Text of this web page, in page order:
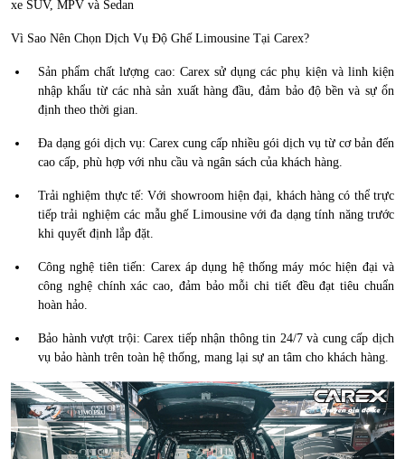
xe SUV, MPV và Sedan
Vì Sao Nên Chọn Dịch Vụ Độ Ghế Limousine Tại Carex?
Sản phẩm chất lượng cao: Carex sử dụng các phụ kiện và linh kiện
nhập khẩu từ các nhà sản xuất hàng đầu, đảm bảo độ bền và sự ổn
định theo thời gian.
Đa dạng gói dịch vụ: Carex cung cấp nhiều gói dịch vụ từ cơ bản đến
cao cấp, phù hợp với nhu cầu và ngân sách của khách hàng.
Trải nghiệm thực tế: Với showroom hiện đại, khách hàng có thể trực
tiếp trải nghiệm các mẫu ghế Limousine với đa dạng tính năng trước
khi quyết định lắp đặt.
Công nghệ tiên tiến: Carex áp dụng hệ thống máy móc hiện đại và
công nghệ chính xác cao, đảm bảo mỗi chi tiết đều đạt tiêu chuẩn
hoàn hảo.
Bảo hành vượt trội: Carex tiếp nhận thông tin 24/7 và cung cấp dịch
vụ bảo hành trên toàn hệ thống, mang lại sự an tâm cho khách hàng.